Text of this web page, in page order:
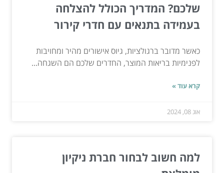
שלכם? המדריך הכולל להצלחה
בעמידה בתנאים עם חדרי קירור
כאשר מדובר ברגולציות, גיוס אישורים מהיר ומחויבות
לפנימיות בריאות המוצר, החדרים שלכם הם השגחה...
קרא עוד »
אוג 08, 2024
למה חשוב לבחור חברת ניקיון